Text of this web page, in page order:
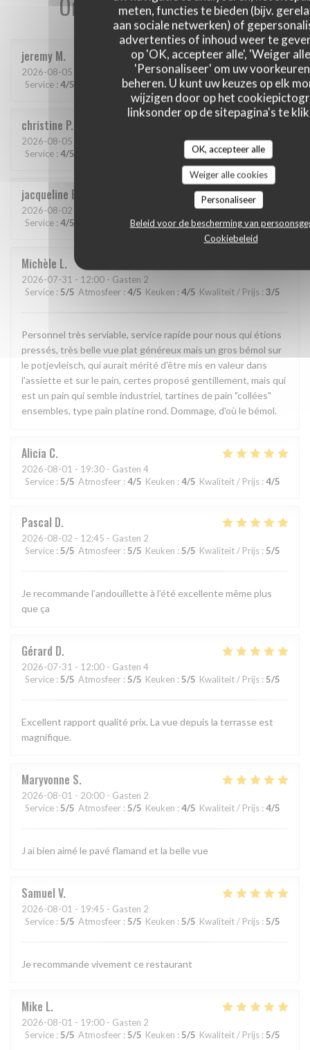
meten, functies te bieden (bijv.
aan sociale netwerken) of
advertenties of inhoud weer te
op 'OK, accepteer alle', 'Weiger
'Personaliseer' om uw
beheren. U kunt uw keuzes op elk
wijzigen door op het
linksonder op de sitepagina's te
OK, accepteer alle
Weiger alle cookies
Personaliseer
Beleid voor de bescherming van
Cookiebeleid
jeremy M
2026-08-05 - 12:30 - Gasten 2
Service : 4/5 :4/5 Keuken: 4/5 Kwaliteit / Prijs : 4/5
christine P
2026-08-05
Service : 4/5 /5 Kwaliteit / Prijs:
jacqueline B
2026-08-02
Service : 4/5 5/5 Keuken: 5/5 Kwaliteit / Prijs : 5/5
Michèle L
2026-07-31 - 12:00 - Gasten 2
Service : 5/5 Atmosfeer : 4/5 Keuken : 4/5 Kwaliteit / Prijs : 3/5
Personnel très serviable, service rapide pour nous qui étions
pressés, très belle vue plat généreux mais un gros bémol sur
le potjevleisch, qui aurait mérité d'être mis en valeur dans
l'assiette et sur le pain, certes proposé gentillement, mais qui
est un pain qui semble industriel, tartines de pain "collées"
ensembles, type pain platine rond. Dommage, d'où le bémol.
Alicia C
2026-08-01 - 19:30 - Gasten 4
Service : 5/5 Atmosfeer : 4/5 Keuken : 4/5 Kwaliteit / Prijs : 4/5
Pascal D
2026-08-02 - 12:45 - Gasten 2
Service : 5/5 Atmosfeer : 5/5 Keuken : 5/5 Kwaliteit / Prijs : 5/5
Je recommande l’andouillette à l’été excellente même plus
que ça
Gérard D
2026-07-31 - 12:00 - Gasten 4
Service : 5/5 Atmosfeer : 5/5 Keuken : 5/5 Kwaliteit / Prijs : 5/5
Excellent rapport qualité prix. La vue depuis la terrasse est
magnifique.
Maryvonne S
2026-08-01 - 20:00 - Gasten 2
Service : 5/5 Atmosfeer : 5/5 Keuken : 4/5 Kwaliteit / Prijs : 4/5
J ai bien aimé le pavé flamand et la belle vue
Samuel V
2026-08-01 - 19:45 - Gasten 2
Service : 5/5 Atmosfeer : 5/5 Keuken : 5/5 Kwaliteit / Prijs : 5/5
Je recommande vivement ce restaurant
Mike L
2026-08-01 - 19:00 - Gasten 2
Service : 5/5 Atmosfeer : 5/5 Keuken : 5/5 Kwaliteit / Prijs : 5/5